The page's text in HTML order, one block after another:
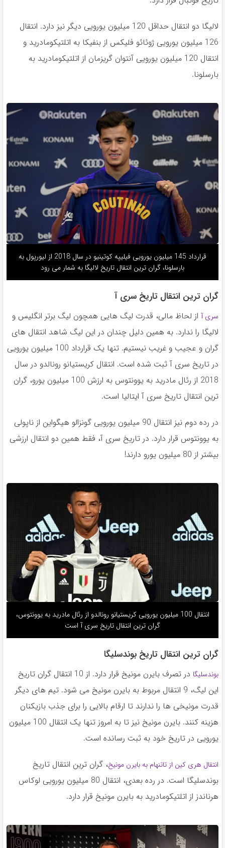
لالیگا دو انتقال حداقل 120 میلیون یورویی دیگر نیز دارد. انتقال
126 میلیون یورویی ژوئائو فلیکس از بنفیکا به اتلتیکومادرید و
انتقال 120 میلیون یورویی آنتوان گریزمان از اتلتیکومادرید به
بارسلونا.
قرارداد 145 میلیون یورویی فیلیپه کوتینیو در سال 2018 از لیورپول به
بارسلونا، گران ترین انتقال تاریخ لالیگا به شمار می رود
گران ترین انتقال تاریخ سری آ
سری آ از لحاظ مالی، قدرت لیگ هایی همچون لیگ برتر انگلیس و
لالیگا را ندارد. به همین دلیل چندان در این لیگ شاهد انتقال های
گران و عجیب و غریب نیستیم. تنها یک قرارداد 100 میلیون یورویی
در تاریخ سری آ ثبت شده است. انتقال کریستیانو رونالدو در سال
2018 از رئال مادرید به یوونتوس به ارزش 100 میلیون یورو، گران
ترین انتقال تاریخ سری آ ایتالیا است.
در رده دوم نیز انتقال 90 میلیون یورویی گونزالو هیگواین از ناپولی
به یوونتوس قرار دارد. در تاریخ سری آ، فقط همین دو انتقال ارزشی
بیشتر از 80 میلیون یورو دارند!
انتقال 100 میلیون یورویی کریستیانو رونالدو از رئال مادرید به یوونتوس،
گران ترین انتقال تاریخ سری آ است
گران ترین انتقال تاریخ بوندسلیگا
بوندسلیگا
در تصرف بایرن مونیخ قرار دارد. از 10 انتقال گران تاریخ
این لیگ، 9 انتقال مربوط به بایرن مونیخ می شود. تیم های دیگر
قدرت مونیخی ها را ندارند تا ارقام بالایی را برای جذب بازیکنان
هزینه کنند. بایرن مونیخ نیز تا به امروز تنها یک انتقال 100 میلیون
یورویی در تاریخ خود به ثبت رسانده است.
انتقال هری کین از تاتنهام به بایرن مونیخ، گران ترین انتقال تاریخ
بوندسلیگا است. در رده بعدی، انتقال 80 میلیون یورویی لوکاس
هرناندز از اتلتیکومادرید به بایرن مونیخ قرار دارد.